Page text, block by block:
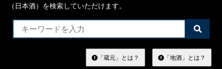
（日本酒）を検索していただけます。
検
索
す
る
「蔵元」とは？ 「地酒」とは？